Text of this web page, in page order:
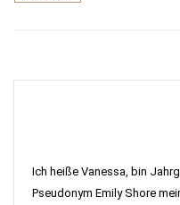
Ich heiße Vanessa, bin
Pseudonym Emily Shore